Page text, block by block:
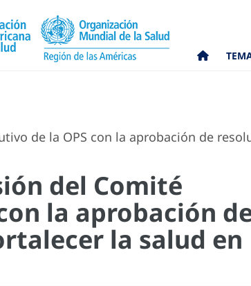
de la OPS con la aprobación de
del Comité
la aprobación
la salud en